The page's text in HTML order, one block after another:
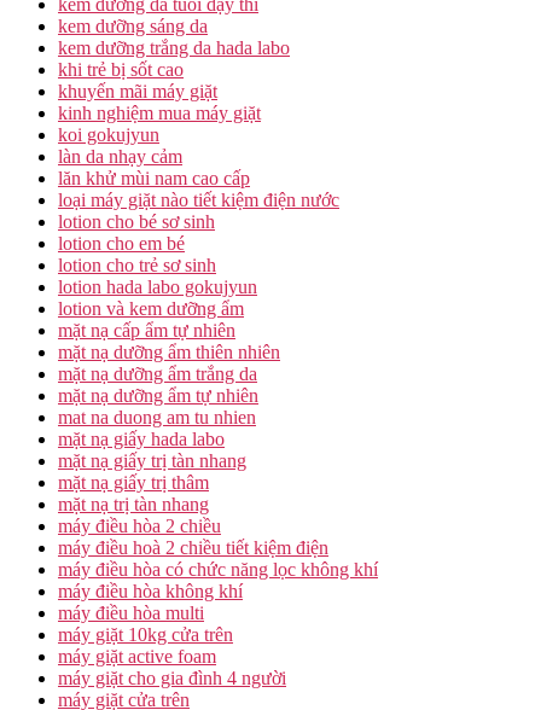
kem dưỡng da tuổi dậy thì
kem dưỡng sáng da
kem dưỡng trắng da hada labo
khi trẻ bị sốt cao
khuyến mãi máy giặt
kinh nghiệm mua máy giặt
koi gokujyun
làn da nhạy cảm
lăn khử mùi nam cao cấp
loại máy giặt nào tiết kiệm điện nước
lotion cho bé sơ sinh
lotion cho em bé
lotion cho trẻ sơ sinh
lotion hada labo gokujyun
lotion và kem dưỡng ẩm
mặt nạ cấp ẩm tự nhiên
mặt nạ dưỡng ẩm thiên nhiên
mặt nạ dưỡng ẩm trắng da
mặt nạ dưỡng ẩm tự nhiên
mat na duong am tu nhien
mặt nạ giấy hada labo
mặt nạ giấy trị tàn nhang
mặt nạ giấy trị thâm
mặt nạ trị tàn nhang
máy điều hòa 2 chiều
máy điều hoà 2 chiều tiết kiệm điện
máy điều hòa có chức năng lọc không khí
máy điều hòa không khí
máy điều hòa multi
máy giặt 10kg cửa trên
máy giặt active foam
máy giặt cho gia đình 4 người
máy giặt cửa trên